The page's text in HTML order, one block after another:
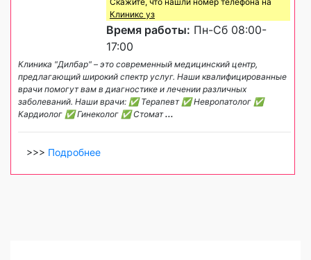
Клиникс уз
Время работы: Пн-Сб 08:00-
17:00
Клиника "Дилбар" – это современный медицинский центр,
предлагающий широкий спектр услуг. Наши квалифицированные
врачи помогут вам в диагностике и лечении различных
заболеваний. Наши врачи: ✅ Терапевт ✅ Невропатолог ✅
Кардиолог ✅ Гинеколог ✅ Стомат...
>>> Подробнее